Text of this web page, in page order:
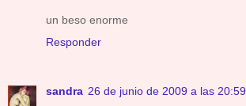
un beso enorme
Responder
sandra 26 de junio de 2009 a las 20:59